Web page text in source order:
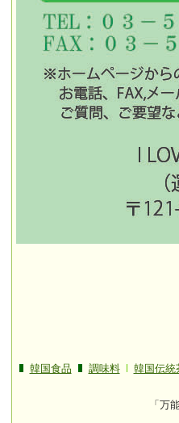
韓国食品 調味料 韓国伝統
「